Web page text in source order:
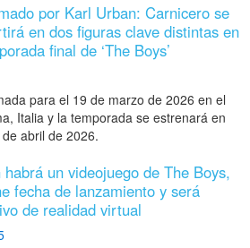
por Karl Urban: Carnicero se
en dos figuras clave distintas en
final de ‘The Boys’
para el 19 de marzo de 2026 en el
Italia y la temporada se estrenará en
abril de 2026.
habrá un videojuego de The Boys,
fecha de lanzamiento y será
de realidad virtual